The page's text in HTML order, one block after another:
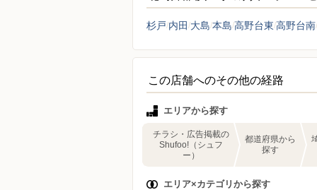
杉戸 内田 大島 本島 高野台東 高野台南
この店舗へのその他の経路
エリアから探す
チラシ・広告掲載の
Shufoo!（シュフ
ー）
都道府県から
探す
エリア×カテゴリから探す